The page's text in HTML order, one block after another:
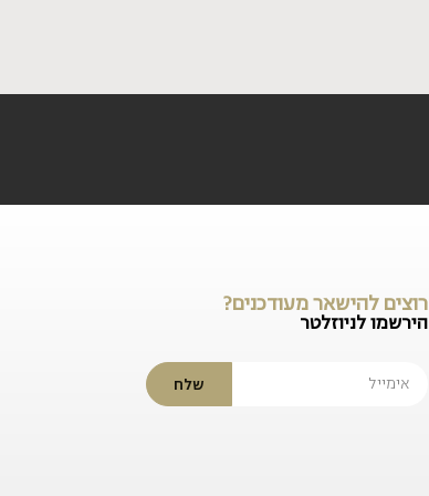
רוצים להישאר מעודכנים?
הירשמו לניוזלטר
שלח